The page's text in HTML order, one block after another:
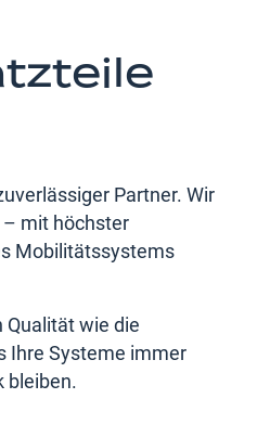
Partner. Wir
– mit höchster
Mobilitätssystems
Qualität wie die
Ihre Systeme immer
bleiben.